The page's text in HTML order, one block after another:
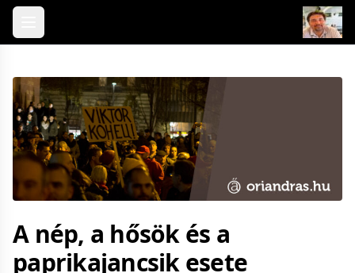
Skip to content
A nép, a hősök és a
paprikajancsik esete